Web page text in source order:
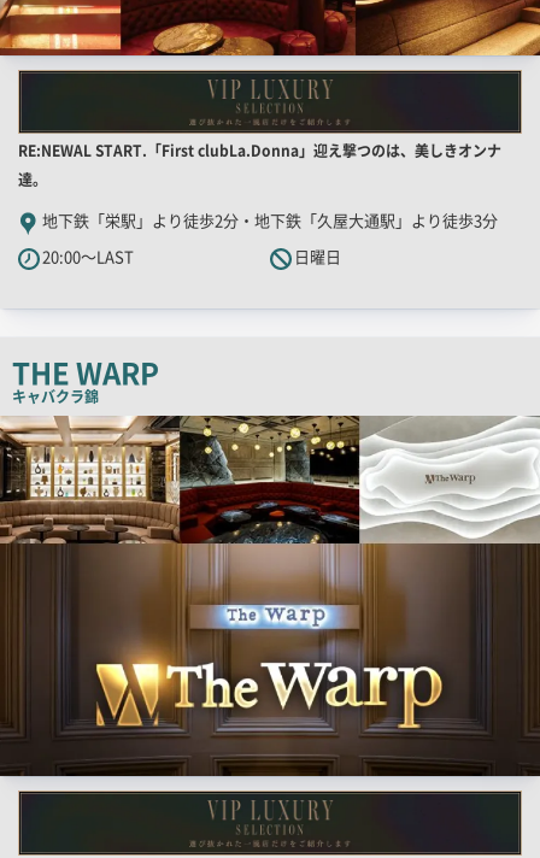
店
舗
PR
キ
ャ
ピ
ー
RE:NEWAL START.「First clubLa.Donna」迎え撃つのは、美しきオンナ
達。
地下鉄「栄駅」より徒歩2分・地下鉄「久屋大通駅」より徒歩3分
20:00～LAST
日曜日
THE WARP
キャバクラ錦
検
索
結
果
一
覧
用
画